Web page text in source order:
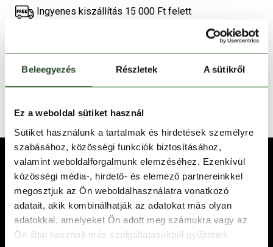
Beleegyezés Részletek A sütikről
Ez a weboldal sütiket használ
Sütiket használunk a tartalmak és hirdetések személyre
szabásához, közösségi funkciók biztosításához,
valamint weboldalforgalmunk elemzéséhez. Ezenkívül
közösségi média-, hirdető- és elemező partnereinkkel
megosztjuk az Ön weboldalhasználatra vonatkozó
adatait, akik kombinálhatják az adatokat más olyan
adatokkal, amelyeket Ön adott meg számukra vagy az
Ön által használt más szolgáltatásokból gyűjtöttek.
TERMÉKLEÍRÁS
TERMÉK RÉSZLETEK
TECHNOLÓGIÁK
Ingyenes kiszállítás 15 000 Ft felett